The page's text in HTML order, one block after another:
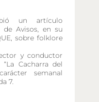
un artículo
Avisos, en su
sobre folklore
y conductor
Cacharra del
semanal
7.